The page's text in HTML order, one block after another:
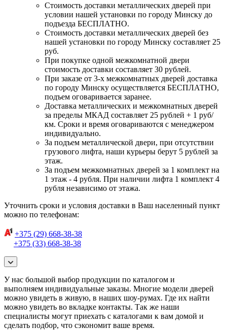
Стоимость доставки металлических дверей при
условии нашей установки по городу Минску до
подъезда БЕСПЛАТНО.
Стоимость доставки металлических дверей без
нашей установки по городу Минску составляет 25
руб.
При покупке одной межкомнатной двери
стоимость доставки составляет 30 рублей.
При заказе от 3-х межкомнатных дверей доставка
по городу Минску осуществляется БЕСПЛАТНО,
подъем оговаривается заранее.
Доставка металлических и межкомнатных дверей
за пределы МКАД составляет 25 рублей + 1 руб/
км. Сроки и время оговариваются с менеджером
индивидуально.
За подъем металлической двери, при отсутствии
грузового лифта, наши курьеры берут 5 рублей за
этаж.
За подъем межкомнатных дверей за 1 комплект на
1 этаж - 4 рубля. При наличии лифта 1 комплект 4
рубля независимо от этажа.
Уточнить сроки и условия доставки в Ваш населенный пункт
можно по телефонам:
+375 (29) 668-38-38
+375 (33) 668-38-38
У нас большой выбор продукции по каталогом и
выполняем индивидуальные заказы. Многие модели дверей
можно увидеть в живую, в наших шоу-румах. Где их найти
можно увидеть во вкладке контакты. Так же наши
специалисты могут приехать с каталогами к вам домой и
сделать подбор, что сэкономит ваше время.